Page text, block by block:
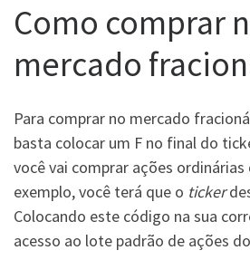
Como comprar
mercado
Para comprar no mercado
basta colocar um F no final do
você vai comprar ações
exemplo, você terá que o ticker
Colocando este código na sua
acesso ao lote padrão de ações